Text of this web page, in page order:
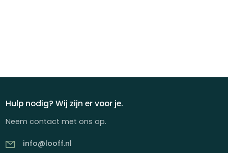
Hulp nodig? Wij zijn er voor je.
Neem contact met ons op.
info@looff.nl